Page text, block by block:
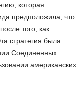
которая
предположила, что
того, как
стратегия была
Соединенных
американских